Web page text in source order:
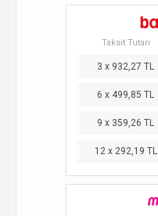
Taksit Tutarı
3 x 932,27 TL
6 x 499,85 TL
9 x 359,26 TL
12 x 292,19 TL